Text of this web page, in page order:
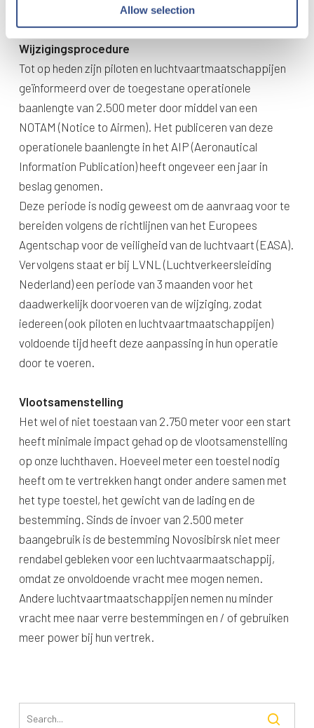
Allow selection
Wijzigingsprocedure
Tot op heden zijn piloten en luchtvaartmaatschappijen
geïnformeerd over de toegestane operationele
baanlengte van 2.500 meter door middel van een
NOTAM (Notice to Airmen). Het publiceren van deze
operationele baanlengte in het AIP (Aeronautical
Information Publication) heeft ongeveer een jaar in
beslag genomen.
Deze periode is nodig geweest om de aanvraag voor te
bereiden volgens de richtlijnen van het Europees
Agentschap voor de veiligheid van de luchtvaart (EASA).
Vervolgens staat er bij LVNL (Luchtverkeersleiding
Nederland) een periode van 3 maanden voor het
daadwerkelijk doorvoeren van de wijziging, zodat
iedereen (ook piloten en luchtvaartmaatschappijen)
voldoende tijd heeft deze aanpassing in hun operatie
door te voeren.
Vlootsamenstelling
Het wel of niet toestaan van 2.750 meter voor een start
heeft minimale impact gehad op de vlootsamenstelling
op onze luchthaven. Hoeveel meter een toestel nodig
heeft om te vertrekken hangt onder andere samen met
het type toestel, het gewicht van de lading en de
bestemming. Sinds de invoer van 2.500 meter
baangebruik is de bestemming Novosibirsk niet meer
rendabel gebleken voor een luchtvaarmaatschappij,
omdat ze onvoldoende vracht mee mogen nemen.
Andere luchtvaartmaatschappijen nemen nu minder
vracht mee naar verre bestemmingen en / of gebruiken
meer power bij hun vertrek.